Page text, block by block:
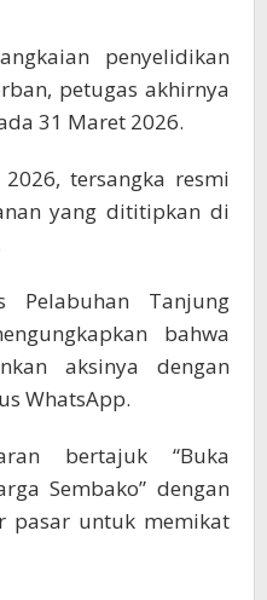
penyelidikan
petugas akhirnya
31 Maret 2026.
tersangka resmi
yang dititipkan di
Pelabuhan Tanjung
bahwa
aksinya dengan
WhatsApp.
bertajuk “Buka
Sembako” dengan
pasar untuk memikat